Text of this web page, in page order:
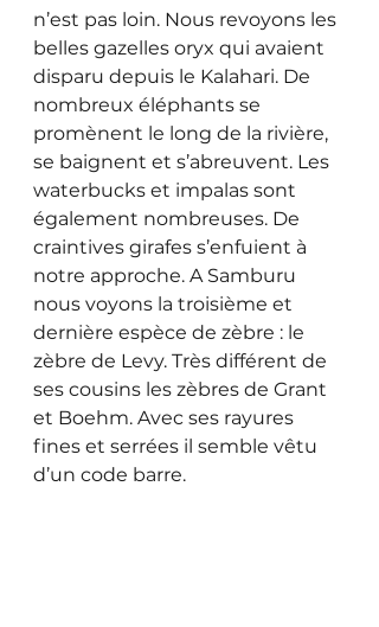
n’est pas loin. Nous revoyons les
belles gazelles oryx qui avaient
disparu depuis le Kalahari. De
nombreux éléphants se
promènent le long de la rivière,
se baignent et s’abreuvent. Les
waterbucks et impalas sont
également nombreuses. De
craintives girafes s’enfuient à
notre approche. A Samburu
nous voyons la troisième et
dernière espèce de zèbre : le
zèbre de Levy. Très différent de
ses cousins les zèbres de Grant
et Boehm. Avec ses rayures
fines et serrées il semble vêtu
d’un code barre.